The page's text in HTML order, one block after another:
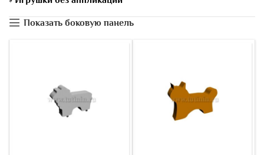
Показать боковую панель